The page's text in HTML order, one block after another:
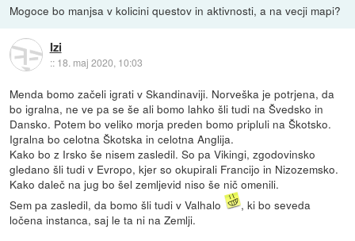
Mogoce bo manjsa v kolicini questov in aktivnosti, a na vecji mapi?
Izi
:: 18. maj 2020, 10:03
Menda bomo začeli igrati v Skandinaviji. Norveška je potrjena, da
bo igralna, ne ve pa se še ali bomo lahko šli tudi na Švedsko in
Dansko. Potem bo veliko morja preden bomo pripluli na Škotsko.
Igralna bo celotna Škotska in celotna Anglija.
Kako bo z Irsko še nisem zasledil. So pa Vikingi, zgodovinsko
gledano šli tudi v Evropo, kjer so okupirali Francijo in Nizozemsko.
Kako daleč na jug bo šel zemljevid niso še nič omenili.
Sem pa zasledil, da bomo šli tudi v Valhalo
, ki bo seveda
ločena instanca, saj le ta ni na Zemlji.